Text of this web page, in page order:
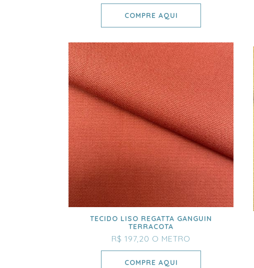
COMPRE AQUI
TECIDO LISO REGATTA GANGUIN
TERRACOTA
R$ 197,20 O METRO
COMPRE AQUI